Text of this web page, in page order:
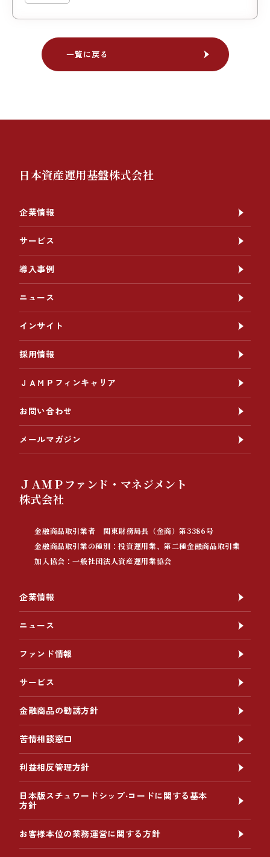
一覧に戻る
一覧に戻る
日本資産運用基盤株式会社
企業情報
サービス
導入事例
ニュース
インサイト
採用情報
ＪＡＭＰフィンキャリア
お問い合わせ
メールマガジン
ＪＡＭＰファンド・マネジメント
株式会社
金融商品取引業者 関東財務局長（金商）第3386号
金融商品取引業の種別：投資運用業、第二種金融商品取引業
加入協会：一般社団法人資産運用業協会
企業情報
ニュース
ファンド情報
サービス
金融商品の勧誘方針
苦情相談窓口
利益相反管理方針
日本版スチュワードシップ‧コードに関する基本
方針
お客様本位の業務運営に関する方針